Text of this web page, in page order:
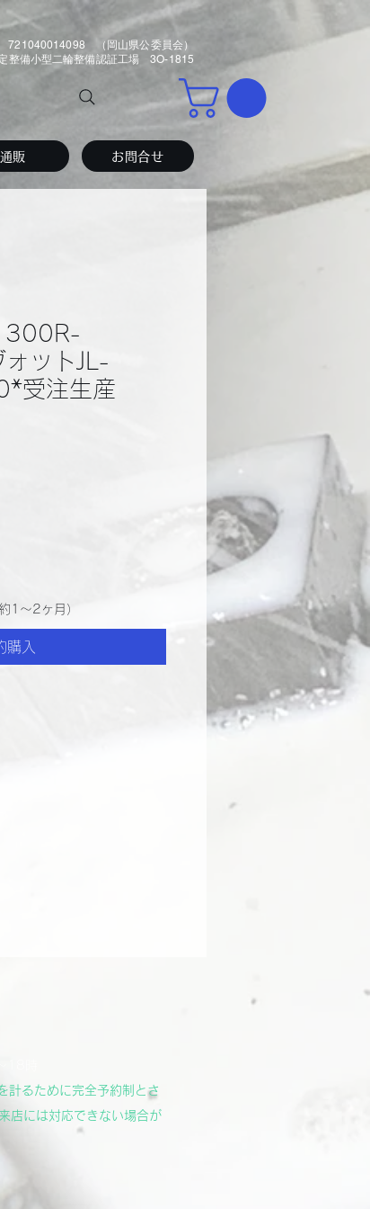
721040014098 （岡山県公委員会）
整備小型二輪整備認証工場 3O-1815
通販 お問合せ
ットJL-
受注生産
1～2ヶ月）
購入
18時
るために完全予約制とさ
店には対応できない場合が